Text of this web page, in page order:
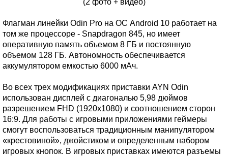
Флагман линейки Odin Pro на ОС Android 10 работает на
том же процессоре - Snapdragon 845, но имеет
оперативную память объемом 8 ГБ и постоянную
объемом 128 ГБ. Автономность обеспечивается
аккумулятором емкостью 6000 мАч.
Во всех трех модификациях приставки AYN Odin
использован дисплей с диагональю 5,98 дюймов
разрешением FHD (1920х1080) и соотношением сторон
16:9. Для работы с игровыми приложениями геймеры
смогут воспользоваться традиционным манипулятором
«крестовиной», джойстиком и определенным набором
игровых кнопок. В игровых приставках имеются разъемы